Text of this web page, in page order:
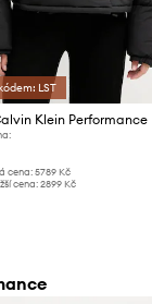
LST
Klein Performance
cena: 5789 Kč
cena: 2899 Kč